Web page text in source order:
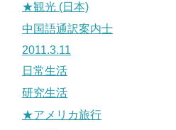
★観光 (日本)
中国語通訳案内士
2011.3.11
日常生活
研究生活
★アメリカ旅行